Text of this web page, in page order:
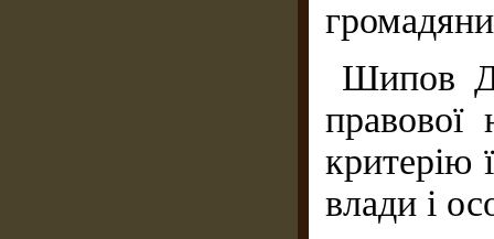
Шипов
критерію
влади і